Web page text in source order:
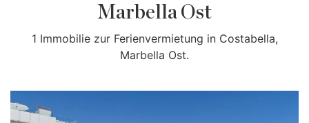
Marbella Ost
1 Immobilie zur Ferienvermietung in Costabella,
Marbella Ost.